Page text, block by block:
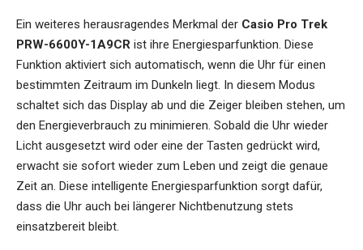
Ein weiteres herausragendes Merkmal der Casio Pro Trek
PRW-6600Y-1A9CR ist ihre Energiesparfunktion. Diese
Funktion aktiviert sich automatisch, wenn die Uhr für einen
bestimmten Zeitraum im Dunkeln liegt. In diesem Modus
schaltet sich das Display ab und die Zeiger bleiben stehen, um
den Energieverbrauch zu minimieren. Sobald die Uhr wieder
Licht ausgesetzt wird oder eine der Tasten gedrückt wird,
erwacht sie sofort wieder zum Leben und zeigt die genaue
Zeit an. Diese intelligente Energiesparfunktion sorgt dafür,
dass die Uhr auch bei längerer Nichtbenutzung stets
einsatzbereit bleibt.